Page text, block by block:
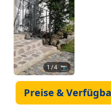
Zurück Weiter
1 / 4 📷
Preise &